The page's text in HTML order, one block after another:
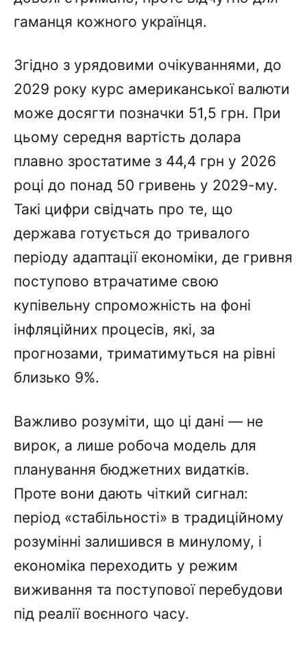
гаманця кожного українця.
Згідно з урядовими очікуваннями, до
2029 року курс американської валюти
може досягти позначки 51,5 грн. При
цьому середня вартість долара
плавно зростатиме з 44,4 грн у 2026
році до понад 50 гривень у 2029-му.
Такі цифри свідчать про те, що
держава готується до тривалого
періоду адаптації економіки, де гривня
поступово втрачатиме свою
купівельну спроможність на фоні
інфляційних процесів, які, за
прогнозами, триматимуться на рівні
близько 9%.
Важливо розуміти, що ці дані — не
вирок, а лише робоча модель для
планування бюджетних видатків.
Проте вони дають чіткий сигнал:
період «стабільності» в традиційному
розумінні залишився в минулому, і
економіка переходить у режим
виживання та поступової перебудови
під реалії воєнного часу.